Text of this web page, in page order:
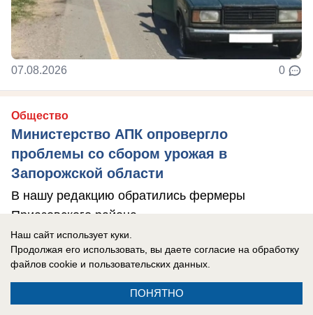
07.08.2026 0
Общество
Министерство АПК опровергло
проблемы со сбором урожая в
Запорожской области
В нашу редакцию обратились фермеры
Приазовского района.
Наш сайт использует куки.
Продолжая его использовать, вы даете согласие на обработку
файлов cookie и пользовательских данных.
ПОНЯТНО